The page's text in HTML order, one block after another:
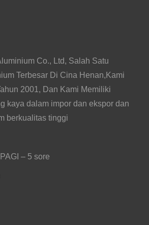
Co., Ltd, Salah Satu
Terbesar Di Cina Henan,Kami
2001, Dan Kami Memiliki
kaya dalam impor dan ekspor dan
berkualitas tinggi
– 5 sore